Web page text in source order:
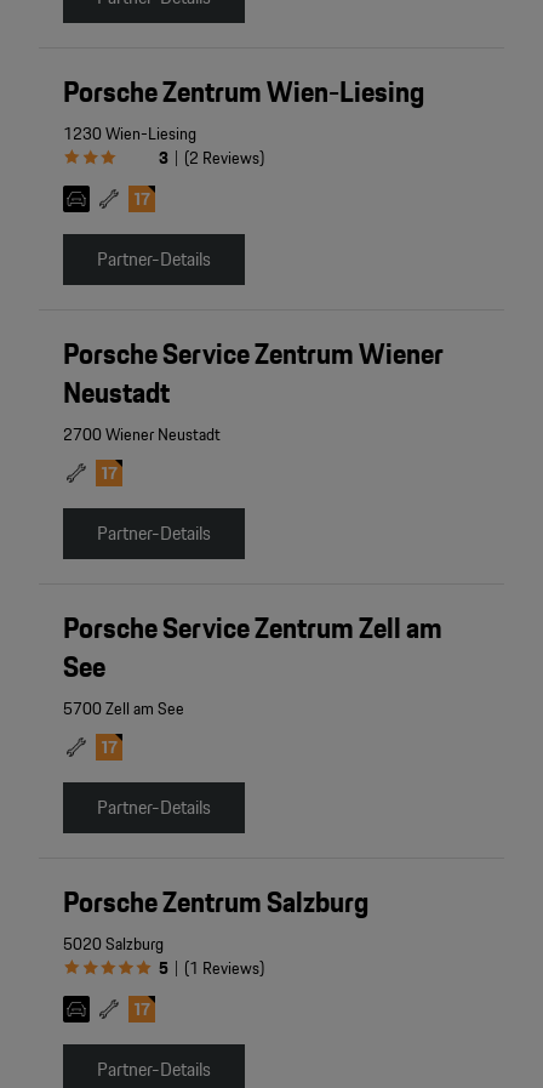
Porsche Zentrum Wien-Liesing
1230 Wien-Liesing
3 | (2 Reviews)
Partner-Details
Porsche Service Zentrum Wiener
Neustadt
2700 Wiener Neustadt
Partner-Details
Porsche Service Zentrum Zell am
See
5700 Zell am See
Partner-Details
Porsche Zentrum Salzburg
5020 Salzburg
5 | (1 Reviews)
Partner-Details